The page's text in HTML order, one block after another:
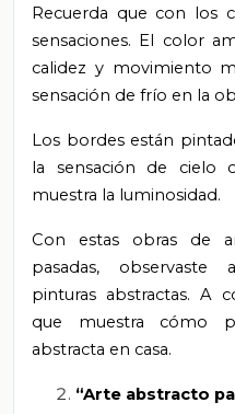
Recuerda que con los
sensaciones. El color
calidez y movimiento
sensación de frío en la
Los bordes están
la sensación de cielo
muestra la luminosidad.
Con estas obras de
pasadas, observaste
pinturas abstractas. A
que muestra cómo
abstracta en casa.
“Arte abstracto